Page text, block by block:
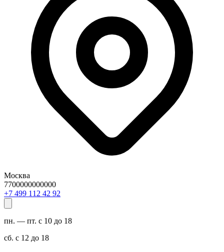
Москва
7700000000000
29 24 211 994 7+
пн. — пт. с 10 до 18
сб. с 12 до 18